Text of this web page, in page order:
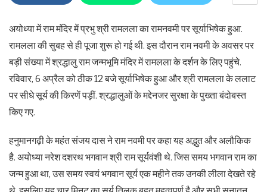
अयोध्या में राम मंदिर में प्रभु श्री रामलला का रामनवमी पर सूर्याभिषेक हुआ.
रामलला की सुबह से ही पूजा शुरू हो गई थी. इस दौरान राम नवमी के अवसर पर
बड़ी संख्या में श्रद्धालु राम जन्मभूमि मंदिर में रामलला के दर्शन के लिए पहुंचे.
रविवार, 6 अप्रैल को ठीक 12 बजे सूर्याभिषेक हुआ और श्री रामलला के ललाट
पर सीधे सूर्य की किरणें पड़ीं. श्रद्धालुओं के मद्देनजर सुरक्षा के पुख्ता बंदोबस्त
किए गए.
हनुमानगढ़ी के महंत संजय दास ने राम नवमी पर कहा यह अद्भुत और अलौकिक
है. अयोध्या नरेश दशरथ भगवान श्री राम सूर्यवंशी थे. जिस समय भगवान राम का
जन्म हुआ था, उस समय स्वयं भगवान सूर्य एक महीने तक उनकी लीला देखते रहे